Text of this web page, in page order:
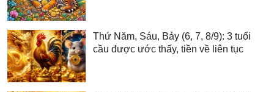
Thứ Năm, Sáu, Bảy (6, 7, 8/9): 3 tuổi
cầu được ước thấy, tiền về liên tục